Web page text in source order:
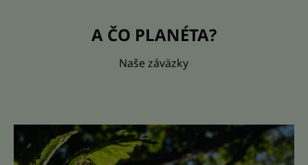
A ČO PLANÉTA?
Naše záväzky